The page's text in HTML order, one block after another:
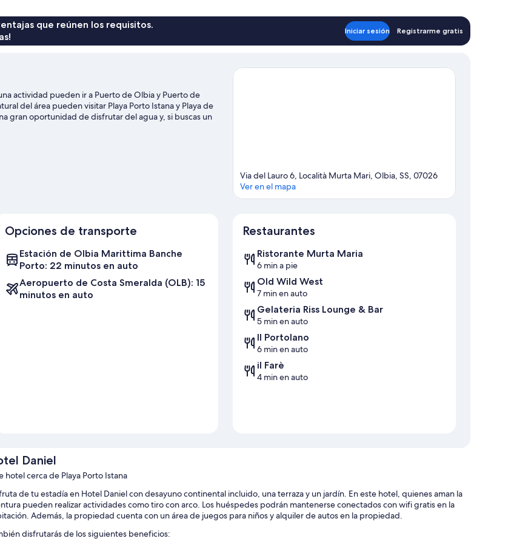
que reúnen los requisitos.
Iniciar sesión Registrarme gratis
actividad pueden ir a Puerto de Olbia y Puerto de
del área pueden visitar Playa Porto Istana y Playa de
gran oportunidad de disfrutar del agua y, si buscas un
y bici de montaña en los alrededores.
Via del Lauro 6, Località Murta Mari, Olbia, SS, 07026
Ver en el mapa
Opciones de transporte
Estación de Olbia Marittima Banche
Porto: 22 minutos en auto
Aeropuerto de Costa Smeralda (OLB): 15
minutos en auto
Restaurantes
Ristorante Murta Maria
6 min a pie
Old Wild West
7 min en auto
Gelateria Riss Lounge & Bar
5 min en auto
Il Portolano
6 min en auto
il Farè
4 min en auto
Daniel
hotel cerca de Playa Porto Istana
de tu estadía en Hotel Daniel con desayuno continental incluido, una terraza y un jardín. En este hotel, quienes aman la
pueden realizar actividades como tiro con arco. Los huéspedes podrán mantenerse conectados con wifi gratis en la
Además, la propiedad cuenta con un área de juegos para niños y alquiler de autos en la propiedad.
disfrutarás de los siguientes beneficios: